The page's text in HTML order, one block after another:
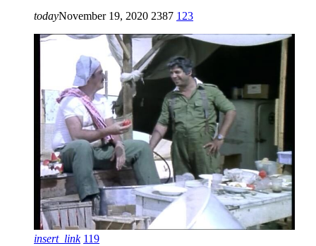
todayNovember 19, 2020 2387 123
insert_link 119